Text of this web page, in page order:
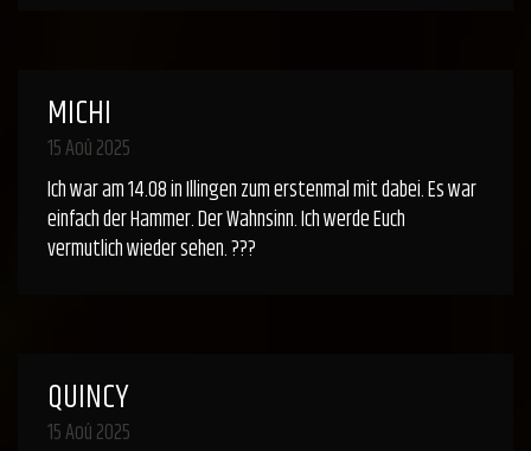
MICHI
15 Aoû 2025
Ich war am 14.08 in Illingen zum erstenmal mit dabei. Es war
einfach der Hammer. Der Wahnsinn. Ich werde Euch
vermutlich wieder sehen. ???
QUINCY
15 Aoû 2025